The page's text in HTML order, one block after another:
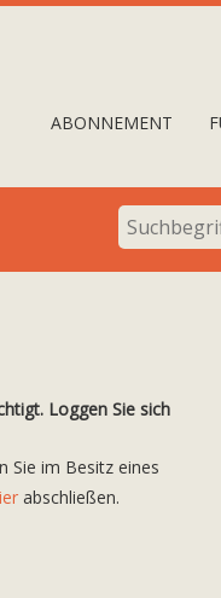
ABONNEMENT
Loggen Sie sich
Sie im Besitz eines
abschließen.